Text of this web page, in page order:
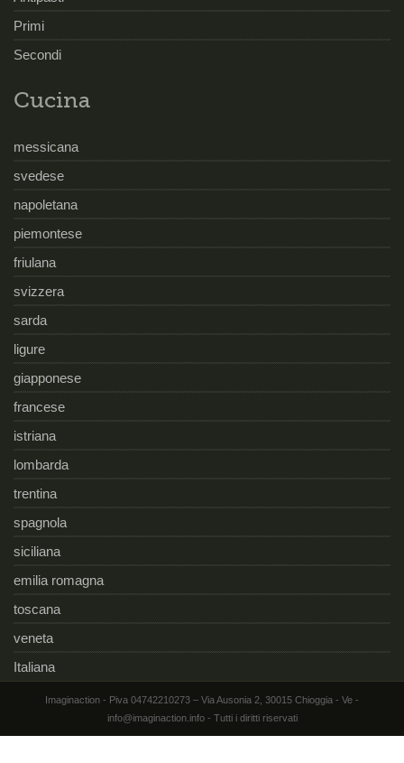
Primi
Secondi
Cucina
messicana
svedese
napoletana
piemontese
friulana
svizzera
sarda
ligure
giapponese
francese
istriana
lombarda
trentina
spagnola
siciliana
emilia romagna
toscana
veneta
Italiana
Imaginaction - Piva 04742210273 – Via Ausonia 2, 30015 Chioggia - Ve -
info@imaginaction.info - Tutti i diritti riservati